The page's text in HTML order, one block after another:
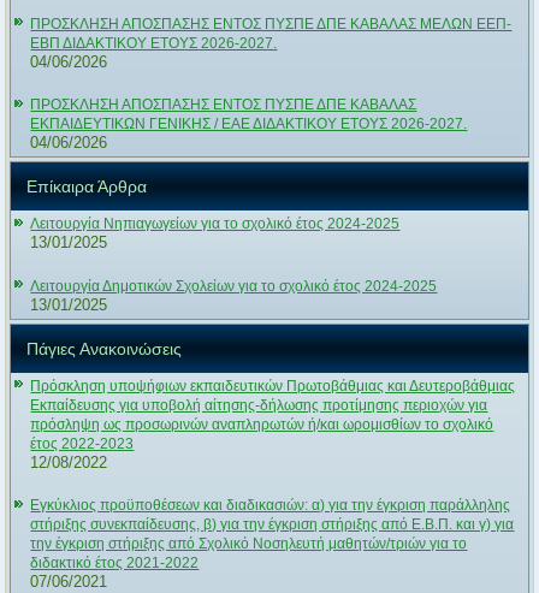
ΠΡΟΣΚΛΗΣΗ ΑΠΟΣΠΑΣΗΣ ΕΝΤΟΣ ΠΥΣΠΕ ΔΠΕ ΚΑΒΑΛΑΣ ΜΕΛΩΝ ΕΕΠ-
ΕΒΠ ΔΙΔΑΚΤΙΚΟΥ ΕΤΟΥΣ 2026-2027.
04/06/2026
ΠΡΟΣΚΛΗΣΗ ΑΠΟΣΠΑΣΗΣ ΕΝΤΟΣ ΠΥΣΠΕ ΔΠΕ ΚΑΒΑΛΑΣ
ΕΚΠΑΙΔΕΥΤΙΚΩΝ ΓΕΝΙΚΗΣ / ΕΑΕ ΔΙΔΑΚΤΙΚΟΥ ΕΤΟΥΣ 2026-2027.
04/06/2026
Επίκαιρα Άρθρα
Λειτουργία Νηπιαγωγείων για το σχολικό έτος 2024-2025
13/01/2025
Λειτουργία Δημοτικών Σχολείων για το σχολικό έτος 2024-2025
13/01/2025
Πάγιες Ανακοινώσεις
Πρόσκληση υποψήφιων εκπαιδευτικών Πρωτοβάθμιας και Δευτεροβάθμιας
Εκπαίδευσης για υποβολή αίτησης-δήλωσης προτίμησης περιοχών για
πρόσληψη ως προσωρινών αναπληρωτών ή/και ωρομισθίων το σχολικό
έτος 2022-2023
12/08/2022
Εγκύκλιος προϋποθέσεων και διαδικασιών: α) για την έγκριση παράλληλης
στήριξης συνεκπαίδευσης, β) για την έγκριση στήριξης από Ε.Β.Π. και γ) για
την έγκριση στήριξης από Σχολικό Νοσηλευτή μαθητών/τριών για το
διδακτικό έτος 2021-2022
07/06/2021